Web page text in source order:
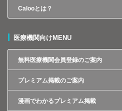
Calooとは？
医療機関向けMENU
無料医療機関会員登録のご案内
プレミアム掲載のご案内
漫画でわかるプレミアム掲載